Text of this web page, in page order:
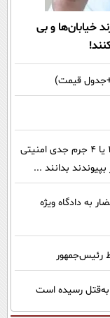
بریزند خیابان‌ها و بی
گفته‌های یک روحانی تندرو و ردپای بیش از ۳ یا ۴ جرم جدی امنیتی
به دادگاه ویژه
رئیس‌جمهور
به‌قتل رسیده است